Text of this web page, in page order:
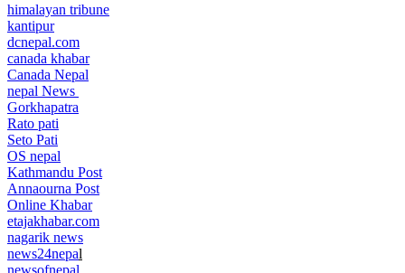
himalayan tribune
kantipur
dcnepal.com
canada khabar
Canada Nepal​
nepal News
Gorkhapatra
Rato pati
Seto Pati
OS nepal
Kathmandu Post
Annaourna Post
Online Khabar
etajakhabar.com
nagarik news
news24nepal
newsofnepal